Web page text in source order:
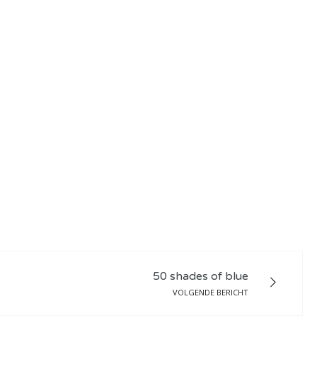
50 shades of blue
VOLGENDE BERICHT